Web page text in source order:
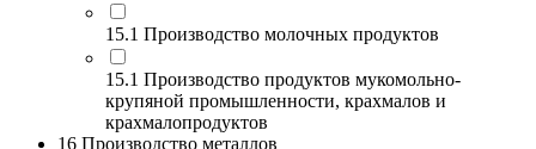
15.1 Производство молочных продуктов
15.1 Производство продуктов мукомольно-
крупяной промышленности, крахмалов и
крахмалопродуктов
16 Производство металлов